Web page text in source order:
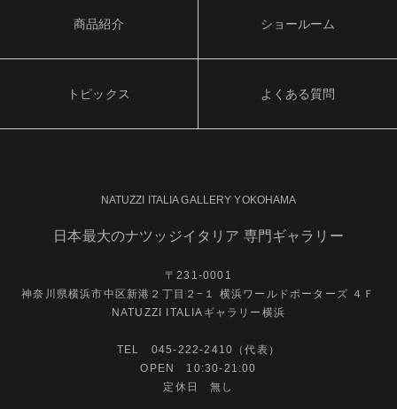
商品紹介 ショールーム
トピックス よくある質問
NATUZZI ITALIA GALLERY YOKOHAMA
日本最大のナツッジイタリア 専門ギャラリー
〒231-0001
神奈川県横浜市中区新港２丁目２−１ 横浜ワールドポーターズ ４Ｆ
NATUZZI ITALIAギャラリー横浜
TEL 045-222-2410（代表）
OPEN 10:30-21:00
定休日 無し